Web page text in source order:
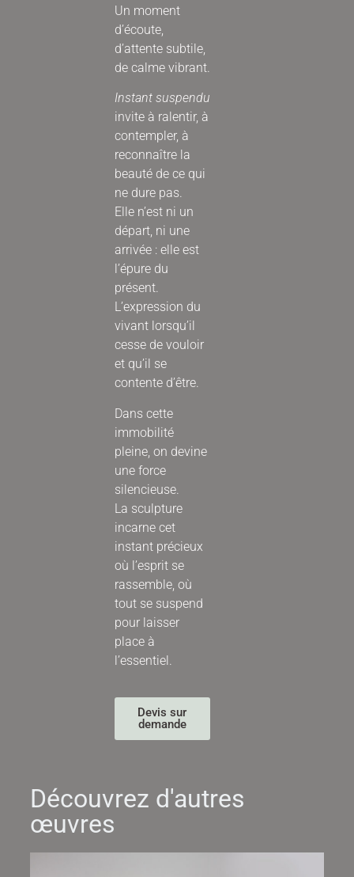
Un moment
d’écoute,
d’attente subtile,
de calme vibrant.
Instant suspendu
invite à ralentir, à
contempler, à
reconnaître la
beauté de ce qui
ne dure pas.
Elle n’est ni un
départ, ni une
arrivée : elle est
l’épure du
présent.
L’expression du
vivant lorsqu’il
cesse de vouloir
et qu’il se
contente d’être.
Dans cette
immobilité
pleine, on devine
une force
silencieuse.
La sculpture
incarne cet
instant précieux
où l’esprit se
rassemble, où
tout se suspend
pour laisser
place à
l’essentiel.
Devis sur
demande
Découvrez d'autres
œuvres